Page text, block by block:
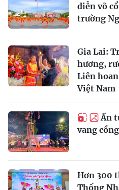
diễn võ
trường
Gia Lai:
hương,
Liên
Việt Nam
Ấn
vang
Hơn 300
Thống